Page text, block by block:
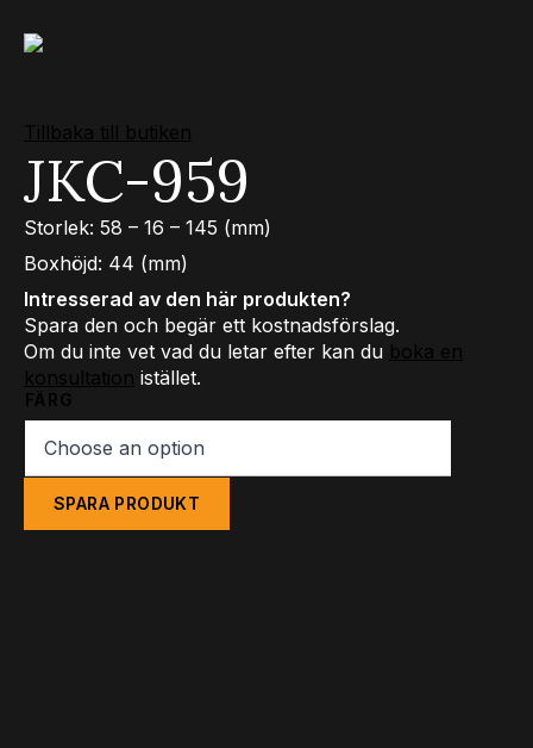
Tillbaka till butiken
JKC-959
Storlek: 58 – 16 – 145 (mm)
Boxhöjd: 44 (mm)
Intresserad av den här produkten?
Spara den och begär ett kostnadsförslag.
Om du inte vet vad du letar efter kan du boka en
konsultation istället.
FÄRG
SPARA PRODUKT